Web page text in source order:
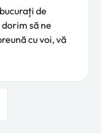
de
să ne
cu voi, vă